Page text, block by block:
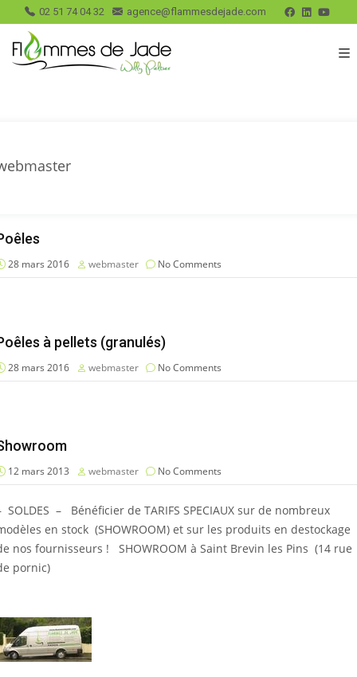
02 51 74 04 32 agence@flammesdejade.com
28 mars 2016 webmaster No Comments
à pellets (granulés)
28 mars 2016 webmaster No Comments
12 mars 2013 webmaster No Comments
SOLDES – Bénéficier de TARIFS SPECIAUX sur de nombreux
en stock (SHOWROOM) et sur les produits en destockage
nos fournisseurs ! SHOWROOM à Saint Brevin les Pins (14 rue
pornic)